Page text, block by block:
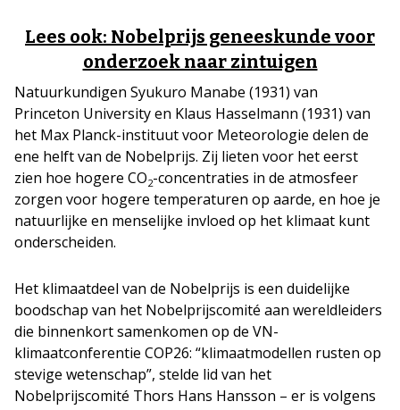
Lees ook: Nobelprijs geneeskunde voor
onderzoek naar zintuigen
Natuurkundigen Syukuro Manabe (1931) van
Princeton University en Klaus Hasselmann (1931) van
het Max Planck-instituut voor Meteorologie delen de
ene helft van de Nobelprijs. Zij lieten voor het eerst
zien hoe hogere CO2-concentraties in de atmosfeer
zorgen voor hogere temperaturen op aarde, en hoe je
natuurlijke en menselijke invloed op het klimaat kunt
onderscheiden.
Het klimaatdeel van de Nobelprijs is een duidelijke
boodschap van het Nobelprijscomité aan wereldleiders
die binnenkort samenkomen op de VN-
klimaatconferentie COP26: “klimaatmodellen rusten op
stevige wetenschap”, stelde lid van het
Nobelprijscomité Thors Hans Hansson – er is volgens